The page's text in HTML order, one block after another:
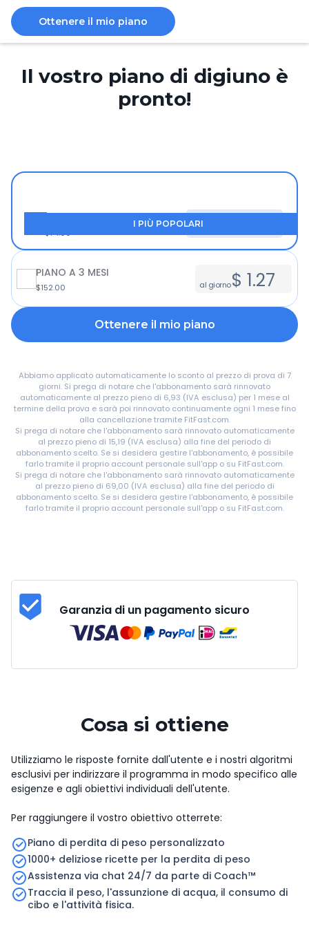
Ottenere il mio piano
Il vostro piano di digiuno è
pronto!
I PIÙ POPOLARI
PIANO DI 1 MESE
$74.00 al giorno
PIANO A 3 MESI
$152.00 $ 1.27
al giorno
Ottenere il mio piano
Abbiamo applicato automaticamente lo sconto al prezzo di prova di 7
giorni. Si prega di notare che l'abbonamento sarà rinnovato
automaticamente al prezzo pieno di 6,93 (IVA esclusa) per 1 mese al
termine della prova e sarà poi rinnovato continuamente ogni 1 mese fino
alla cancellazione tramite FitFast.com.
Si prega di notare che l'abbonamento sarà rinnovato automaticamente
al prezzo pieno di 15,19 (IVA esclusa) alla fine del periodo di
abbonamento scelto. Se si desidera gestire l'abbonamento, è possibile
farlo tramite il proprio account personale sull'app o su FitFast.com.
Si prega di notare che l'abbonamento sarà rinnovato automaticamente
al prezzo pieno di 69,00 (IVA esclusa) alla fine del periodo di
abbonamento scelto. Se si desidera gestire l'abbonamento, è possibile
farlo tramite il proprio account personale sull'app o su FitFast.com.
Garanzia di un pagamento sicuro
Cosa si ottiene
Utilizziamo le risposte fornite dall'utente e i nostri algoritmi
esclusivi per indirizzare il programma in modo specifico alle
esigenze e agli obiettivi individuali dell'utente.
Per raggiungere il vostro obiettivo otterrete:
Piano di perdita di peso personalizzato
1000+ deliziose ricette per la perdita di peso
Assistenza via chat 24/7 da parte di Coach™
Traccia il peso, l'assunzione di acqua, il consumo di
cibo e l'attività fisica.